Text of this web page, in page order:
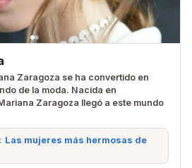
Zaragoza se ha convertido en
de la moda. Nacida en
Zaragoza llegó a este mundo
Las mujeres más hermosas de